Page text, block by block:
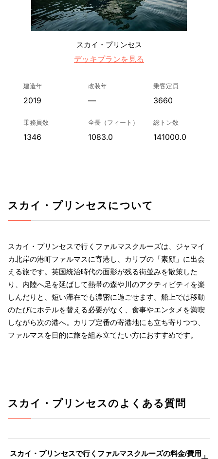
スカイ・プリンセス
デッキプランを見る
建造年
2019
改装年
—
乗客定員
3660
乗務員数
1346
全長（フィート）
1083.0
総トン数
141000.0
スカイ・プリンセスについて
スカイ・プリンセスで行くファルマスクルーズは、ジャマイ
カ北岸の港町ファルマスに寄港し、カリブの「素顔」に出会
える旅です。英国統治時代の面影が残る街並みを散策した
り、内陸へ足を延ばして熱帯の森や川のアクティビティを楽
しんだりと、短い滞在でも濃密に過ごせます。船上では移動
のたびにホテルを替える必要がなく、食事やエンタメを満喫
しながら次の港へ。カリブ定番の寄港地にも立ち寄りつつ、
ファルマスを目的に旅を組み立てたい方におすすめです。
スカイ・プリンセスのよくある質問
スカイ・プリンセスで行くファルマスクルーズの料金/費用